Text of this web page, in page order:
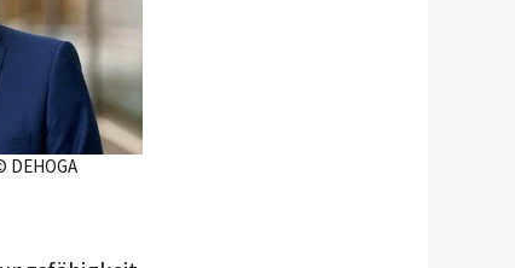
DEHOGA